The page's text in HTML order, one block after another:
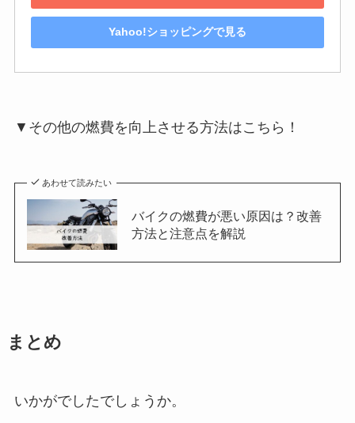
Yahoo!ショッピングで見る
▼その他の燃費を向上させる方法はこちら！
あわせて読みたい
バイクの燃費が悪い原因は？改善
方法と注意点を解説
まとめ
いかがでしたでしょうか。